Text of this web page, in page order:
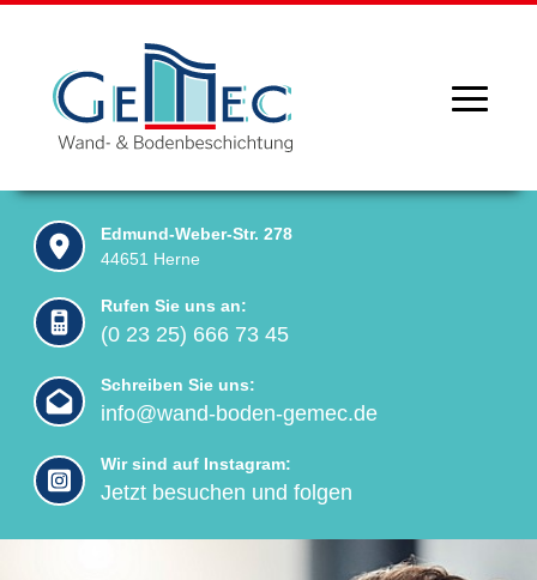
Edmund-Weber-Str. 278
44651 Herne
Rufen Sie uns an:
(0 23 25) 666 73 45
Schreiben Sie uns:
info@wand-boden-gemec.de
Wir sind auf Instagram:
Jetzt besuchen und folgen